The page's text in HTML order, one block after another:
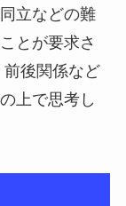
立などの難
とが要求さ
後関係など
上で思考し